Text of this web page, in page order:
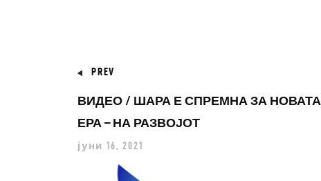
PREV
ВИДЕО / ШАРА Е СПРЕМНА ЗА НОВАТА
ЕРА – НА РАЗВОЈОТ
јуни 16, 2021